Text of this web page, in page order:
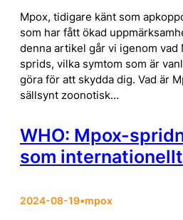
Mpox, tidigare känt som
som har fått ökad
denna artikel går vi igenom vad
sprids, vilka symtom som är
göra för att skydda dig. Vad är
sällsynt zoonotisk…
WHO: Mpox-
som
2024-08-19•mpox